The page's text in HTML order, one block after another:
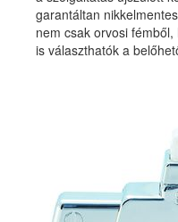
garantáltan
nem csak orvosi
is választhatók a